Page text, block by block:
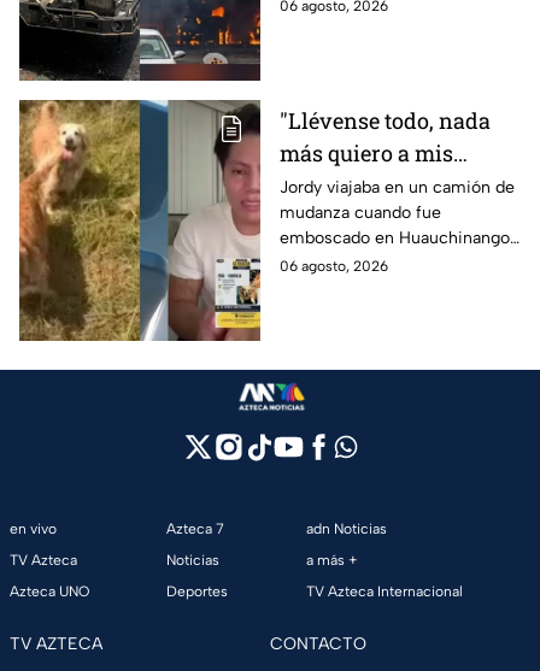
06 agosto, 2026
"Llévense todo, nada
más quiero a mis
perritas": Asaltan a un
joven, vacían sus
cuentas y le roban a sus
mascotas en
Jordy viajaba en un camión de
mudanza cuando fue
emboscado en Huauchinango,
Puebla, Además de quitarle
06 agosto, 2026
en vivo
TV Azteca
Azteca UNO
Azteca 7
Noticias
Deportes
adn Noticias
a más +
TV Azteca Internacional
TV AZTECA CONTACTO